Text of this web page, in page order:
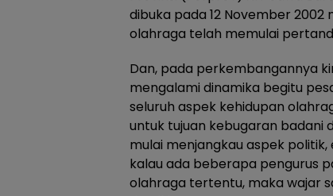
dibuka pada 12 November
olahraga telah memulai
Dan, pada perkembangannya
mengalami dinamika begitu
seluruh aspek kehidupan
untuk tujuan kebugaran badani
mulai menjangkau aspek politik,
kalau ada beberapa pengurus
olahraga tertentu, maka wajar